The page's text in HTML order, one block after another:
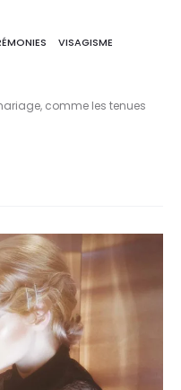
VISAGISME
comme les tenues